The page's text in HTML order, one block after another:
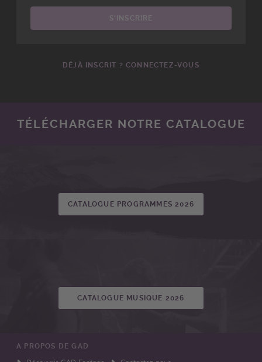
S'INSCRIRE
DÉJÀ INSCRIT ? CONNECTEZ-VOUS
TÉLÉCHARGER NOTRE CATALOGUE
CATALOGUE PROGRAMMES 2026
CATALOGUE MUSIQUE 2026
A PROPOS DE GAD